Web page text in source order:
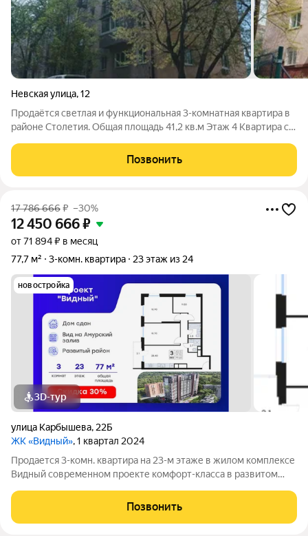
Невская улица,12
Продаётся светлая и функциональная 3-комнатная квартира в
районе Столетия. Общая площадь 41,2 кв.м Этаж 4 Квартира с
спальни и уютная кухня-гостиная отличный вариант для семьи
или комфортной
Позвонить
17 786 666₽ –30%
12 450 666₽
от 71 894 ₽ в месяц
77,7 м²
3-комн. квартира 23 этаж из 24
новостройка
3D-тур
улица Карбышева, 22Б
ЖК «Видный», 1 квартал 2024
Продается 3-комн. квартира на 23-м этаже в жилом комплексе
Видный современном проекте комфорт-класса в развитом
кв. м, из которых 43,04 кв. м отведено под жилую и 17,14 кв. м
под кухонную
Позвонить